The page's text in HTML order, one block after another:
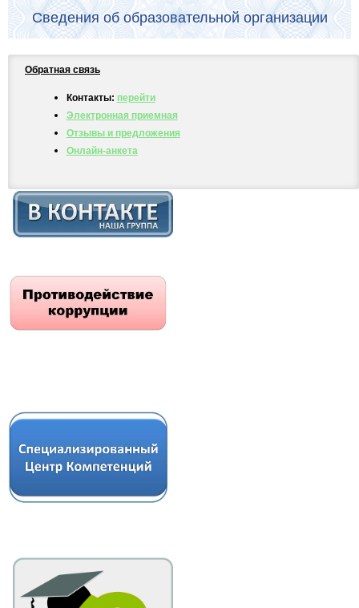
Сведения об образовательной организации
Обратная связь
Контакты: перейти
Электронная приемная
Отзывы и предложения
Онлайн-анкета